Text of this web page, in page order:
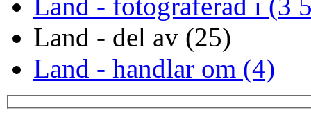
Land - fotograferad i (3
Land - del av (25)
Land - handlar om (4)